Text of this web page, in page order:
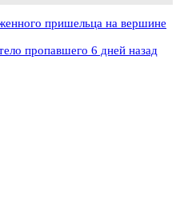
пришельца на вершине
пропавшего 6 дней назад